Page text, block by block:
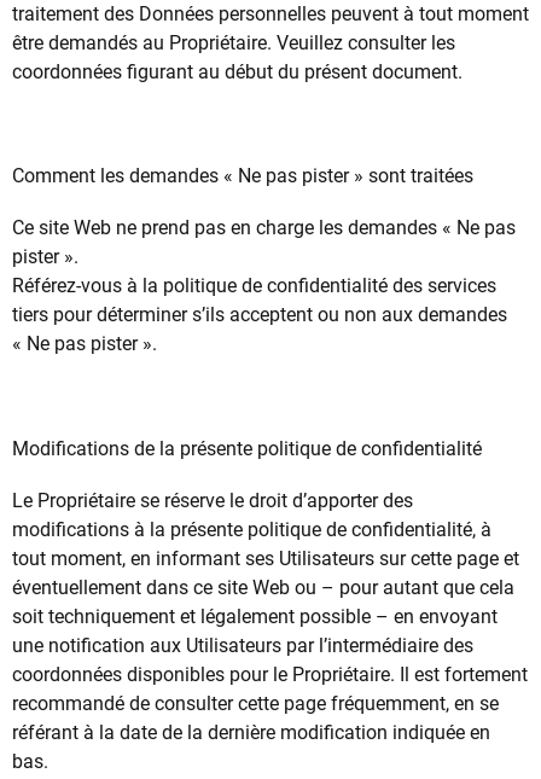
traitement des Données personnelles peuvent à tout moment
être demandés au Propriétaire. Veuillez consulter les
coordonnées figurant au début du présent document.
Comment les demandes « Ne pas pister » sont traitées
Ce site Web ne prend pas en charge les demandes « Ne pas
pister ».
Référez-vous à la politique de confidentialité des services
tiers pour déterminer s’ils acceptent ou non aux demandes
« Ne pas pister ».
Modifications de la présente politique de confidentialité
Le Propriétaire se réserve le droit d’apporter des
modifications à la présente politique de confidentialité, à
tout moment, en informant ses Utilisateurs sur cette page et
éventuellement dans ce site Web ou – pour autant que cela
soit techniquement et légalement possible – en envoyant
une notification aux Utilisateurs par l’intermédiaire des
coordonnées disponibles pour le Propriétaire. Il est fortement
recommandé de consulter cette page fréquemment, en se
référant à la date de la dernière modification indiquée en
bas.